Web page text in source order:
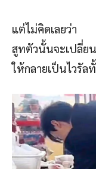
แต่ไม่คิดเลยว่า
สูทตัวนั้นจะเปลี่ย
ให้กลายเป็นไวรัล